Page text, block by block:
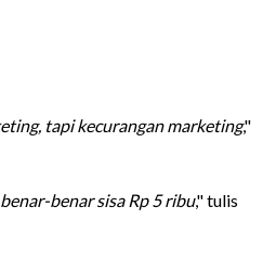
tapi kecurangan marketing,"
benar sisa Rp 5 ribu," tulis